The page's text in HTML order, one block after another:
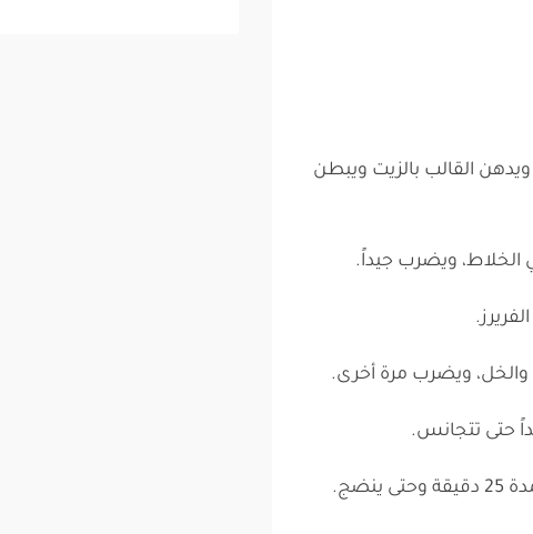
درجة حرارة 180 مئوية، ويدهن القالب بالزيت ويبطن
الخلاط، ويضرب جيداً.
والخل، ويضرب مرة أخرى.
حتى تتجانس.